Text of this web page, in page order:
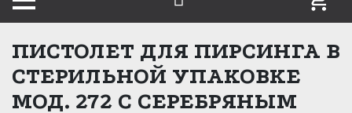
ПИСТОЛЕТ ДЛЯ ПИРСИНГА В
СТЕРИЛЬНОЙ УПАКОВКЕ
МОД. 272 С СЕРЕБРЯНЫМ